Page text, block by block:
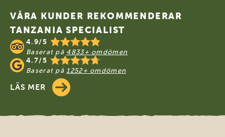
VÅRA KUNDER REKOMMENDERAR
TANZANIA SPECIALIST
4.9/5
Baserat på 4833+ omdömen
4.7/5
Baserat på1252+ omdömen
LÄS MER